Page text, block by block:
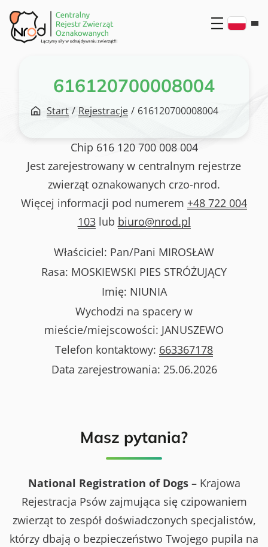
Przejdź
do
treści
616120700008004
Start / Rejestracje / 616120700008004
Chip 616 120 700 008 004
Jest zarejestrowany w centralnym rejestrze
zwierząt oznakowanych crzo-nrod.
Więcej informacji pod numerem +48 722 004
103lub biuro@nrod.pl
Właściciel: Pan/Pani MIROSŁAW
Rasa: MOSKIEWSKI PIES STRÓŻUJĄCY
Imię: NIUNIA
Wychodzi na spacery w
mieście/miejscowości: JANUSZEWO
Telefon kontaktowy: 663367178
Data zarejestrowania: 25.06.2026
Masz pytania?
National Registration of Dogs– Krajowa
Rejestracja Psów zajmująca się czipowaniem
zwierząt to zespół doświadczonych specjalistów,
którzy dbają o bezpieczeństwo Twojego pupila na